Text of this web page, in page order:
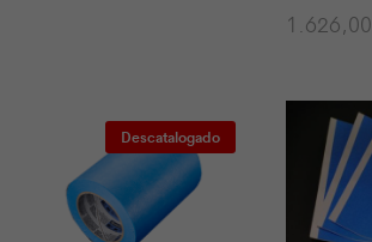
1.626,00
Descatalogado